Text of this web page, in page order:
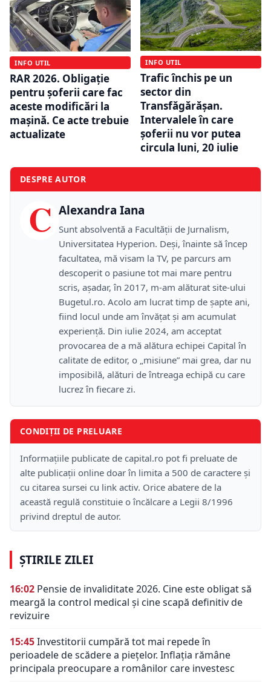
INFO UTIL
RAR 2026. Obligație
pentru șoferii care fac
aceste modificări la
mașină. Ce acte trebuie
actualizate
INFO UTIL
Trafic închis pe un
sector din
Transfăgărășan.
Intervalele în care
șoferii nu vor putea
circula luni, 20 iulie
DESPRE AUTOR
C Alexandra Iana
Sunt absolventă a Facultății de Jurnalism,
Universitatea Hyperion. Deși, înainte să încep
facultatea, mă visam la TV, pe parcurs am
descoperit o pasiune tot mai mare pentru
scris, așadar, în 2017, m-am alăturat site-ului
Bugetul.ro. Acolo am lucrat timp de șapte ani,
fiind locul unde am învățat și am acumulat
experiență. Din iulie 2024, am acceptat
provocarea de a mă alătura echipei Capital în
calitate de editor, o „misiune” mai grea, dar nu
imposibilă, alături de întreaga echipă cu care
lucrez în fiecare zi.
CONDIȚII DE PRELUARE
Informațiile publicate de capital.ro pot fi preluate de
alte publicații online doar în limita a 500 de caractere și
cu citarea sursei cu link activ. Orice abatere de la
această regulă constituie o încălcare a Legii 8/1996
privind dreptul de autor.
ȘTIRILE ZILEI
16:02 Pensie de invaliditate 2026. Cine este obligat să
meargă la control medical și cine scapă definitiv de
revizuire
15:45Investitorii cumpără tot mai repede în
perioadele de scădere a piețelor. Inflația rămâne
principala preocupare a românilor care investesc